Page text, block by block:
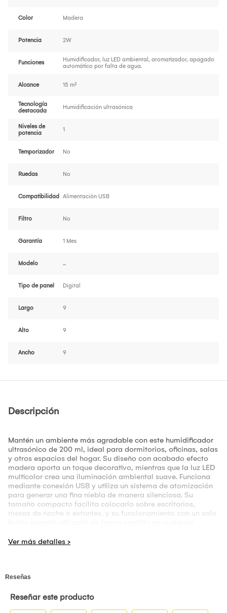
Color Madera
Potencia 2W
Funciones
Humidificador, luz LED ambiental, aromatizador, apagado
automático por falta de agua.
Alcance 15 m²
Tecnología
destacada
Humidificación ultrasónica
Niveles de
potencia
1
Temporizador No
Ruedas No
Compatibilidad Alimentación USB
Filtro No
Garantía 1 Mes
Modelo ...
Tipo de panel Digital
Largo 9
Alto 9
Ancho 9
Descripción
Mantén un ambiente más agradable con este humidificador
ultrasónico de 200 ml, ideal para dormitorios, oficinas, salas
y otros espacios del hogar. Su diseño con acabado efecto
madera aporta un toque decorativo, mientras que la luz LED
multicolor crea una iluminación ambiental suave. Funciona
mediante conexión USB y utiliza un sistema de atomización
para generar una fina niebla de manera silenciosa. Su
tamaño compacto facilita colocarlo sobre escritorios,
mesas de noche o estantes, y su funcionamiento con un solo
Características:
Humidificación por atomización.
Alimentación por USB.